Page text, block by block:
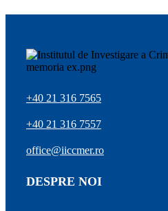
+40 21 316 7565
+40 21 316 7557
office@iiccmer.ro
DESPRE NOI